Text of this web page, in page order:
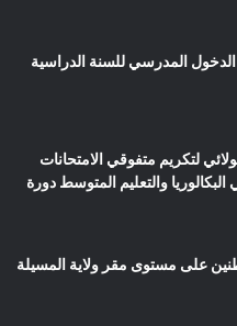
المدرسي للسنة الدراسية
لتكريم متفوقي الامتحانات
والتعليم المتوسط دورة
على مستوى مقر ولاية المسيلة